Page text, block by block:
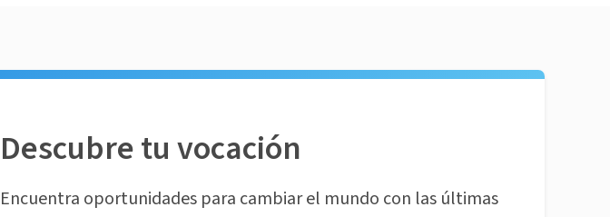
Descubre tu vocación
Encuentra oportunidades para cambiar el mundo con las últimas